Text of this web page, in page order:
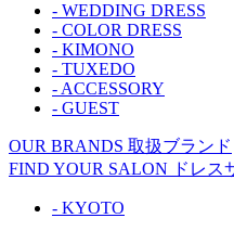
- WEDDING DRESS
- COLOR DRESS
- KIMONO
- TUXEDO
- ACCESSORY
- GUEST
OUR BRANDS 取扱ブランド
FIND YOUR SALON ドレス
- KYOTO